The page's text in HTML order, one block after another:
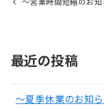
最近の投稿
～夏季休業のお知